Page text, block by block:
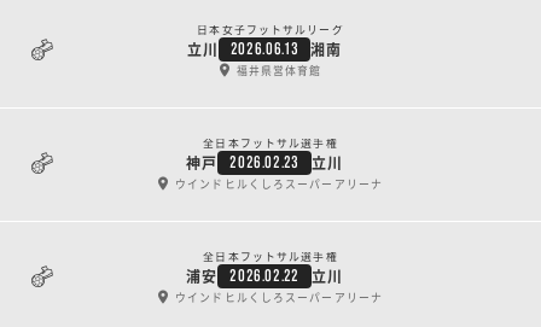
日本女子フットサルリーグ
立川 2026.06.13 湘南
福井県営体育館
全日本フットサル選手権
神戸 2026.02.23 立川
ウインドヒルくしろスーパーアリーナ
全日本フットサル選手権
浦安 2026.02.22 立川
ウインドヒルくしろスーパーアリーナ